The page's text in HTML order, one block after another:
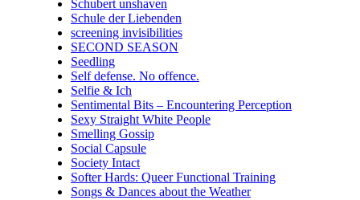
Schubert unshaven
Schule der Liebenden
screening invisibilities
SECOND SEASON
Seedling
Self defense. No offence.
Selfie & Ich
Sentimental Bits – Encountering Perception
Sexy Straight White People
Smelling Gossip
Social Capsule
Society Intact
Softer Hards: Queer Functional Training
Songs & Dances about the Weather